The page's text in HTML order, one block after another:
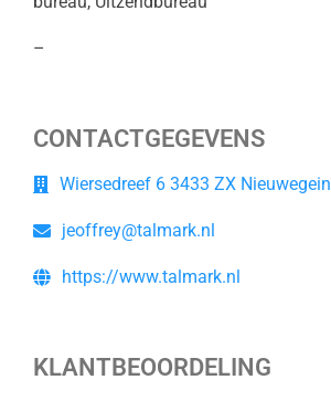
–
CONTACTGEGEVENS
Wiersedreef 6 3433 ZX Nieuwegein
jeoffrey@talmark.nl
https://www.talmark.nl
KLANTBEOORDELING